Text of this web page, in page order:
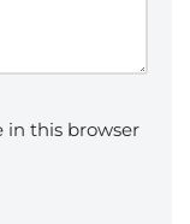
in this browser